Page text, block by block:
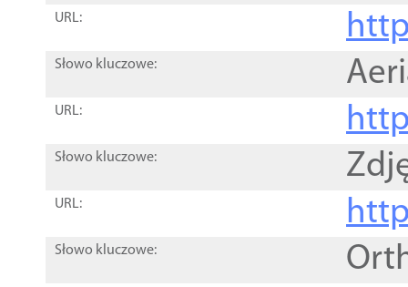
URL:
Słowo kluczowe:
URL:
Słowo kluczowe:
URL:
Słowo kluczowe: